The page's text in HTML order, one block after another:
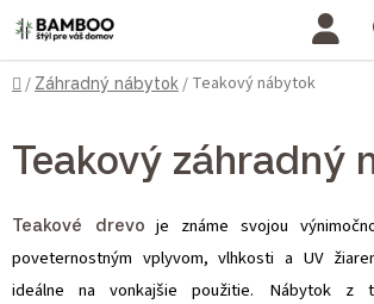
Prejsť na obsah
Domov
/ Záhradný nábytok / Teakový nábytok
Teakový záhradný
Teakové drevo je známe svojou
poveternostným vplyvom, vlhkosti a UV
ideálne na vonkajšie použitie. Nábytok z